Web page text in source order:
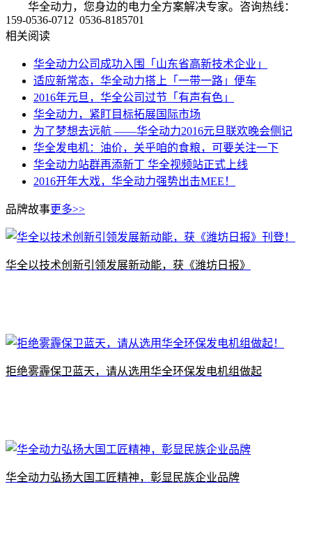
华全动力，您身边的电力全方案解决专家。咨询热线：
159-0536-0712 0536-8185701
相关阅读
华全动力公司成功入围「山东省高新技术企业」
适应新常态，华全动力搭上「一带一路」便车
2016年元旦，华全公司过节「有声有色」
华全动力，紧盯目标拓展国际市场
为了梦想去远航 ——华全动力2016元旦联欢晚会侧记
华全发电机：油价，关乎咱的食粮，可要关注一下
华全动力站群再添新丁 华全视频站正式上线
2016开年大戏，华全动力强势出击MEE！
品牌故事更多>>
​华全以技术创新引领发展新动能，获《潍坊日报》
拒绝雾霾保卫蓝天，请从选用华全环保发电机组做起
华全动力弘扬大国工匠精神，彰显民族企业品牌